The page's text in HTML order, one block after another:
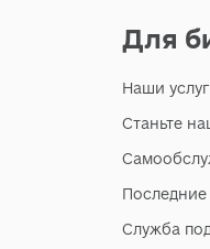
Для
Наши
Станьте
Служба